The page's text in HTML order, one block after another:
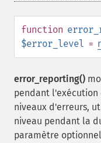
function
$error_level =
error_reporting()
pendant l'exécution
niveaux d'erreurs,
niveau pendant la
paramètre optionnel